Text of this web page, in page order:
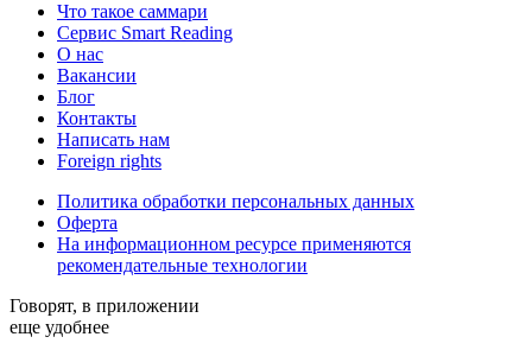
Что такое саммари
Сервис Smart Reading
О нас
Вакансии
Блог
Контакты
Написать нам
Foreign rights
Политика обработки персональных данных
Оферта
На информационном ресурсе применяются
рекомендательные технологии
Говорят, в приложении
еще удобнее